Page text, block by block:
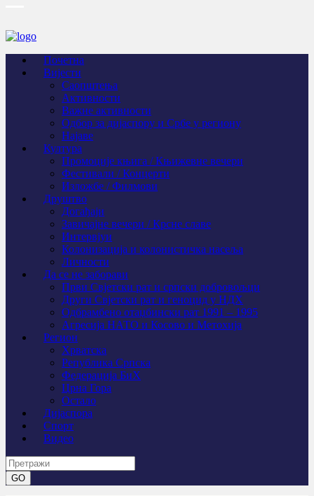
Почетна
Вијести
Саопштења
Активности
Важне активности
Одбор за дијаспору и Србе у региону
Најаве
Култура
Промоције књига / Књижевне вечери
Фестивали / Концерти
Изложбе / Филмови
Друштво
Догађаји
Завичајне вечери / Крсне славе
Интервјуи
Колонизација и колонистичка насеља
Личности
Да се не заборави
Први Свјeтски рат и српски добровољци
Други Свјетски рат и геноцид у НДХ
Одбрамбено отаџбински рат 1991 – 1995
Агресија НАТО и Косово и Метохија
Регион
Хрватска
Република Српска
Федерација БиХ
Црна Гора
Остало
Дијаспора
Спорт
Видео